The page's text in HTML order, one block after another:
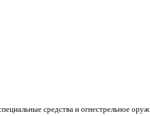
средства и огнестрельное